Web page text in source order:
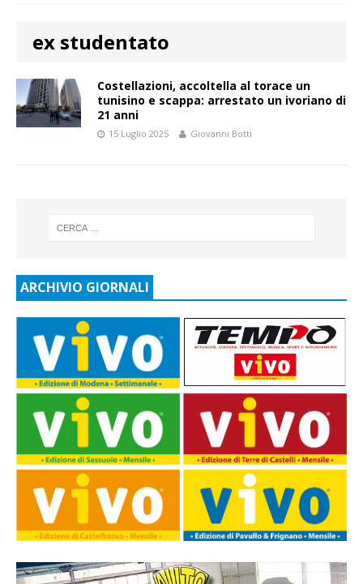
ex studentato
Costellazioni, accoltella al torace un
tunisino e scappa: arrestato un ivoriano di
21 anni
15 Luglio 2025 Giovanni Botti
ARCHIVIO GIORNALI